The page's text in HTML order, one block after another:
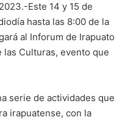
Este 14 y 15 de
hasta las 8:00 de la
al Inforum de Irapuato
las Culturas, evento que
serie de actividades que
irapuatense, con la